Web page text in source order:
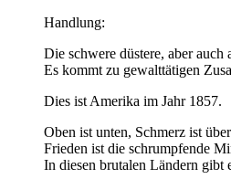
Handlung:
Die schwere düstere, aber
Es kommt zu gewalttätigen
Dies ist Amerika im Jahr 1857.
Oben ist unten, Schmerz ist
Frieden ist die schrumpfende
In diesen brutalen Ländern gibt